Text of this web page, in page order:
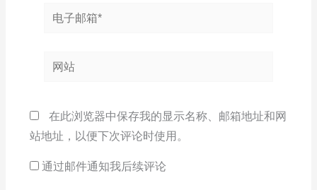
电
箱
网
在此浏览器中保存我的显示名称、邮箱地址和网
站地址，以便下次评论时使用。
通过邮件通知我后续评论